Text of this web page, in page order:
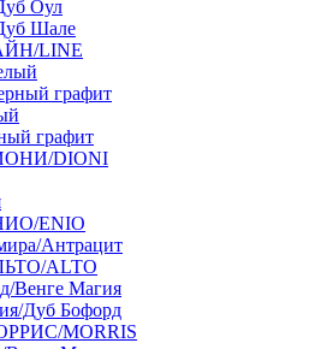
Оул
Шале
LINE
графит
графит
DIONI
ENIO
Антрацит
ALTO
Венге Магия
Дуб Бофорд
MORRIS